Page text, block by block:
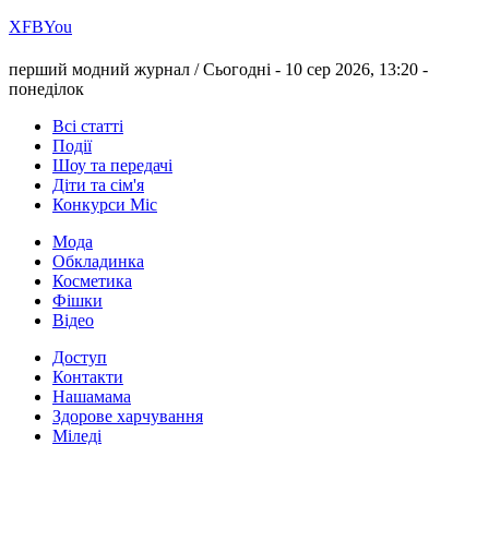
ХFBYou
перший модний журнал /Сьогодні - 10 сер 2026, 13:20 -
понеділок
Всі статті
Події
Шоу та передачі
Діти та сім'я
Конкурси Міс
Мода
Обкладинка
Косметика
Фішки
Відео
Доступ
Контакти
Нашамама
Здорове харчування
Міледі